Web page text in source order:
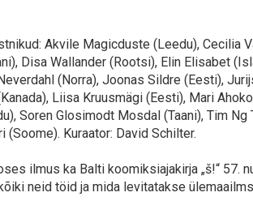
Akvile Magicduste (Leedu), Cecilia
Disa Wallander (Rootsi), Elin Elisabet
(Norra), Joonas Sildre (Eesti),
Liisa Kruusmägi (Eesti), Mari
Soren Glosimodt Mosdal (Taani), Tim Ng
(Soome). Kuraator: David Schilter.
ilmus ka Balti koomiksiajakirja „š!“ 57.
neid töid ja mida levitatakse